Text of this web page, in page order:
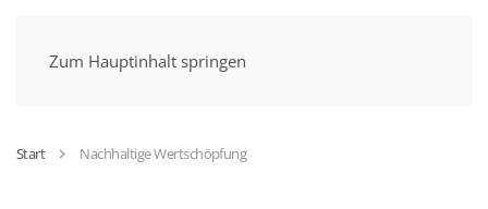
Zum Hauptinhalt springen
Start Nachhaltige Wertschöpfung